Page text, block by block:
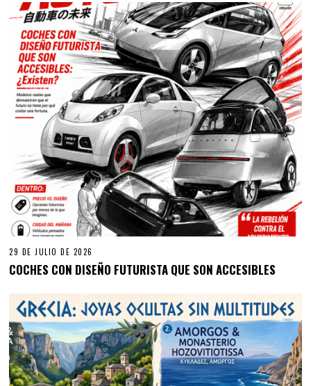
29 DE JULIO DE 2026
COCHES CON DISEÑO FUTURISTA QUE SON ACCESIBLES